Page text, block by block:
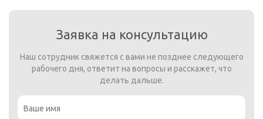
Заявка на консультацию
Наш сотрудник свяжется с вами не позднее следующего
рабочего дня, ответит на вопросы и расскажет, что
делать дальше.